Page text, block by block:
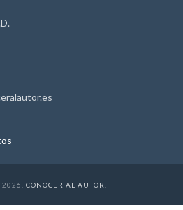
2026. CONOCER AL AUTOR